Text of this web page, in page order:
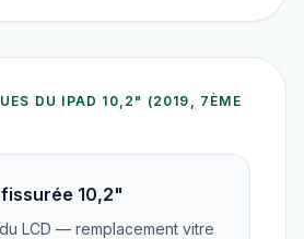
DU IPAD 10,2" (2019, 7ÈME
10,2"
LCD — remplacement vitre